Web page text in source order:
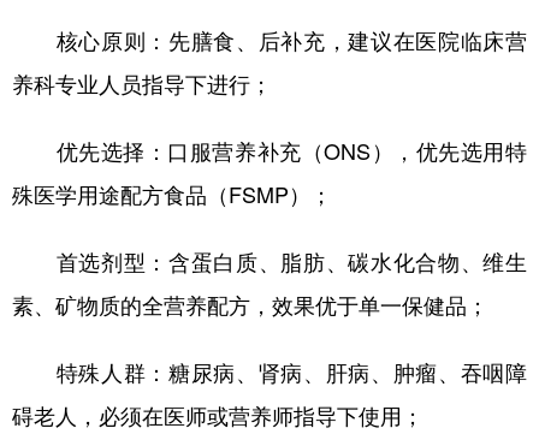
核心原则：先膳食、后补充，建议在医院临床营
养科专业人员指导下进行；
优先选择：口服营养补充（ONS），优先选用特
殊医学用途配方食品（FSMP）；
首选剂型：含蛋白质、脂肪、碳水化合物、维生
素、矿物质的全营养配方，效果优于单一保健品；
特殊人群：糖尿病、肾病、肝病、肿瘤、吞咽障
碍老人，必须在医师或营养师指导下使用；